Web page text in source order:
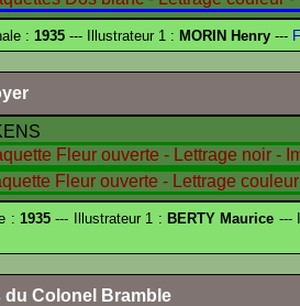
: 1935 --- Illustrateur 1 : MORIN Henry ---
: 1935--- Illustrateur 1 : BERTY Maurice ---
du Colonel Bramble